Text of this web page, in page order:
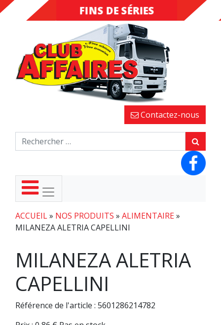
DESTOCKAGE
FINS DE SÉRIES
Contactez-nous
ACCUEIL» NOS PRODUITS » ALIMENTAIRE»
MILANEZA ALETRIA CAPELLINI
MILANEZA ALETRIA
CAPELLINI
Référence de l'article : 5601286214782